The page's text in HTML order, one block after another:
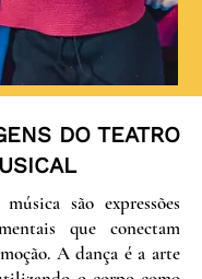
DO TEATRO
são expressões
que conectam
A dança é a arte